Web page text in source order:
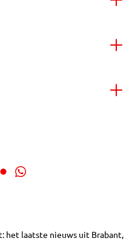
het laatste nieuws uit Brabant,